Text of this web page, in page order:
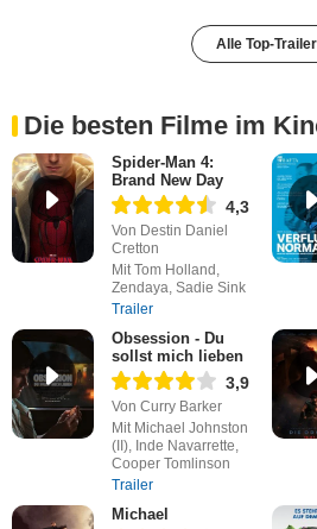
Alle Top-Trailer
Die besten Filme im
Spider-Man 4:
Brand New Day
4,3
Von Destin Daniel
Cretton
Mit Tom Holland,
Zendaya, Sadie Sink
Trailer
Obsession - Du
sollst mich lieben
3,9
Von Curry Barker
Mit Michael Johnston
(II), Inde Navarrette,
Cooper Tomlinson
Trailer
Michael